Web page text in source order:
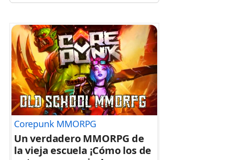
Corepunk MMORPG
Un verdadero MMORPG de
la vieja escuela ¡Cómo los de